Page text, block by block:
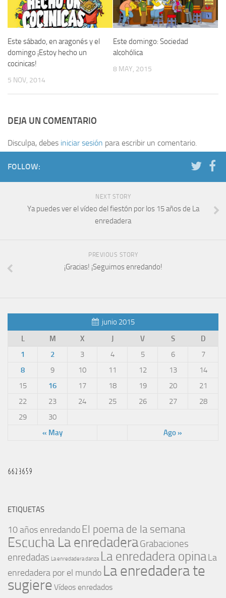
Este sábado, en aragonés y el
domingo ¡Estoy hecho un
cocinicas!
5 NOV, 2014
Este domingo: Sociedad
alcohólica
8 MAY, 2015
DEJA UN COMENTARIO
Disculpa, debes iniciar sesión para escribir un comentario.
FOLLOW:
NEXT STORY
Ya puedes ver el vídeo del fiestón por los 15 años de La
enredadera
PREVIOUS STORY
¡Gracias! ¡Seguimos enredando!
junio 2015
L
M X J V S D
« May Ago »
1 2 3 4 5 6
7
8
9 10 11 12 13
14
15
16 17 18 19 20
21
22
23 24 25 26 27
28
29
30
ETIQUETAS
10 años enredando El poema de la semana
Escucha La enredaderaGrabaciones
enredadas La enredadera danza La enredadera opinaLa
enredadera por el mundo La enredadera te
sugiere Vídeos enredados